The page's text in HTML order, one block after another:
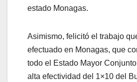
estado Monagas.
Asimismo, felicitó el trabajo
efectuado en Monagas, que
todo el Estado Mayor
alta efectividad del 1×10 del